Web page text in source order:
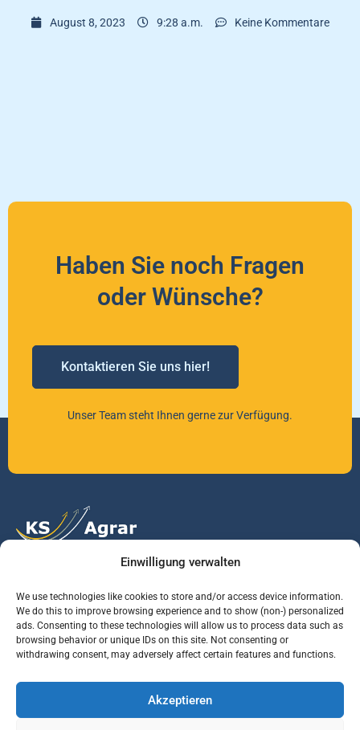
Einwilligung verwalten
We use technologies like cookies to store and/or access device information.
We do this to improve browsing experience and to show (non-) personalized
ads. Consenting to these technologies will allow us to process data such as
browsing behavior or unique IDs on this site. Not consenting or
withdrawing consent, may adversely affect certain features and functions.
Akzeptieren
August 8, 2023 9:28 a.m. Keine Kommentare
Haben Sie noch Fragen
oder Wünsche?
Kontaktieren Sie uns hier!
Unser Team steht Ihnen gerne zur Verfügung.
Vertrauen Sie auf unsere Expertise im Agrarmarkt.
Services Jobs
Business Development
Manager (m/w/d)
Informationen